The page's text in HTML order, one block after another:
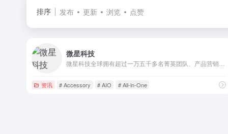
排序 发布 更新 浏览 点赞
微星科技
资讯 # Accessory # AIO # All-in-One